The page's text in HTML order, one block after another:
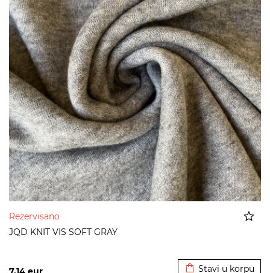
Rezervisano
JQD KNIT VIS SOFT GRAY
Stavi u korpu